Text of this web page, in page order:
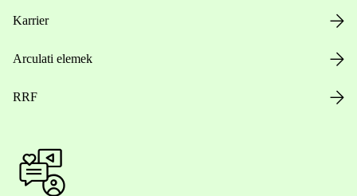
Karrier
Arculati elemek
RRF